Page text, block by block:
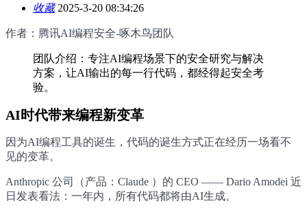
收藏2025-3-20 08:34:26
作者：腾讯AI编程安全-啄木鸟团队
团队介绍：专注AI编程场景下的安全研究与解决
方案，让AI输出的每一行代码，都经得起安全考
验。
AI时代带来编程新变革
因为AI编程工具的诞生，代码的诞生方式正在经历一场看不
见的变革。
Anthropic 公司（产品：Claude ）的 CEO —— Dario Amodei 近
日发表看法：一年内，所有代码都将由AI生成。